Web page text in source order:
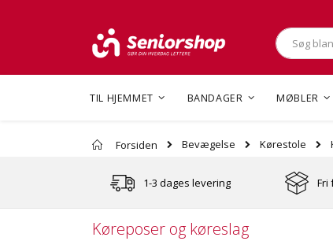
Søg
TIL HJEMMET BANDAGER MØBLER
Forsiden Bevægelse Kørestole
1-3 dages levering Fri
Køreposer og køreslag